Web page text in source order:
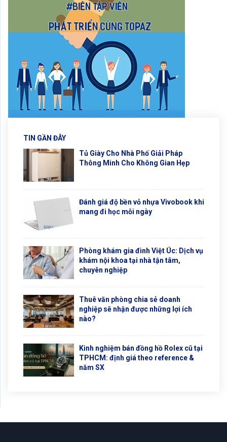
TIN GẦN ĐÂY
Tủ Giày Cho Nhà Phố Giải Pháp
Thông Minh Cho Không Gian Hẹp
Đánh giá độ bền vỏ nhựa Vivobook khi
mang đi học mỗi ngày
Phòng khám gia đình Việt Úc: Dịch vụ
khám nội khoa tại nhà tận tâm,
chuyên nghiệp
Thuê văn phòng chia sẻ doanh
nghiệp sẽ nhận được những lợi ích
nào?
Kinh nghiệm bán đồng hồ Rolex cũ tại
TPHCM: định giá theo reference &
năm SX